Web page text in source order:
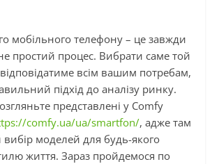
мобільного телефону – це завжди
простий процес. Вибрати саме той
всім вашим потребам,
підхід до аналізу ринку.
представлені у Comfy
comfy.ua/ua/smartfon/, адже там
моделей для будь-якого
життя. Зараз пройдемося по